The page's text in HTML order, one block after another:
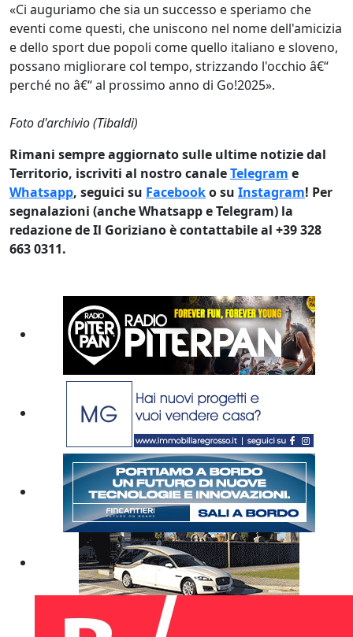
«Ci auguriamo che sia un successo e speriamo che
eventi come questi, che uniscono nel nome dell'amicizia
e dello sport due popoli come quello italiano e sloveno,
possano migliorare col tempo, strizzando l'occhio â€“
perché no â€“ al prossimo anno di Go!2025».
Foto d'archivio (Tibaldi)
Rimani sempre aggiornato sulle ultime notizie dal
Territorio, iscriviti al nostro canaleTelegram e
Whatsapp, seguici su Facebooko su Instagram! Per
segnalazioni (anche Whatsapp e Telegram) la
redazione de Il Goriziano è contattabile al +39 328
663 0311.